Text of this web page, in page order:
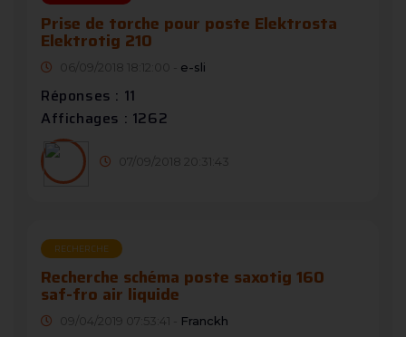
Prise de torche pour poste Elektrosta
Elektrotig 210
06/09/2018 18:12:00 - e-sli
Réponses : 11
Affichages : 1262
07/09/2018 20:31:43
RECHERCHE
Recherche schéma poste saxotig 160
saf-fro air liquide
09/04/2019 07:53:41 - Franckh